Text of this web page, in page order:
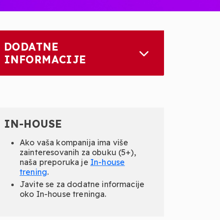
DODATNE
INFORMACIJE
IN-HOUSE
Ako vaša kompanija ima više
zainteresovanih za obuku (5+),
naša preporuka je In-house
trening.
Javite se za dodatne informacije
oko In-house treninga.